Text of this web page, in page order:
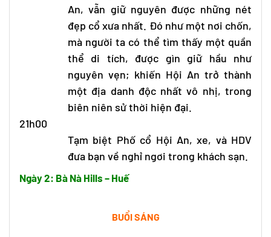
An, vẫn giữ nguyên được những nét
đẹp cổ xưa nhất. Đó như một nơi chốn,
mà người ta có thể tìm thấy một quần
thể di tích, được gìn giữ hầu như
nguyên vẹn; khiến Hội An trở thành
một địa danh độc nhất vô nhị, trong
biên niên sử thời hiện đại.
21h00
Tạm biệt Phố cổ Hội An, xe, và HDV
đưa bạn về nghỉ ngơi trong khách sạn.
Ngày 2: Bà Nà Hills – Huế
BUỔI SÁNG